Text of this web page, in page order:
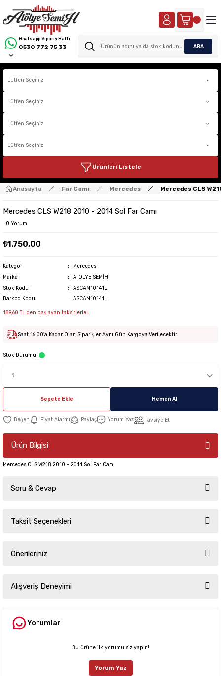
Whatsapp Sipariş Hattı
0530 772 75 33 ARA
Ürünleri Listele
Anasayfa Far Camı Mercedes Mercedes CLS
Mercedes CLS W218 2010 - 2014 Sol Far Camı
0 Yorum
₺1.750,00
Kategori
Mercedes
Marka
ATÖLYE SEMİH
Stok Kodu
ASCAM10141L
Barkod Kodu
ASCAM10141L
189,60 TL den başlayan taksitlerle!
Saat 16:00'a Kadar Olan Siparişler Aynı Gün Kargoya Verilecektir
Stok Durumu :
Sepete Ekle Hemen Al
Fiyat Alarmı Paylaş Yorum Yaz Tavsiye Et
Ürün Bilgisi
Mercedes CLS W218 2010 - 2014 Sol Far Camı
Soru & Cevap
Ürün hakkında henüz soru sorulmamış.
Taksit Seçenekleri
Önerileriniz
yetersiz gördüğünüz noktaları öneri formunu kullanarak tarafımıza
iletebilirsiniz.
Ürün resmi kalitesiz, bozuk veya görüntülenemiyor.
Ürün fiyatı diğer sitelerden daha pahalı.
Alışveriş Deneyimi
Deneyimini Paylaş
Yorumlar
Bu ürüne ilk yorumu siz yapın!
Yorum Yaz